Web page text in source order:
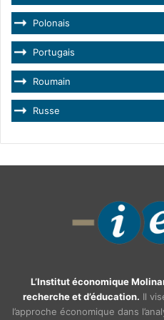
Polonais
Portugais
Roumain
Russe
L’Institut économique
recherche et d’éducation. Il
l’approche économique dans